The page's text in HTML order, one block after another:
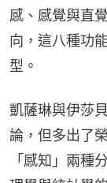
感、感覺與直
向，這八種功
型。
凱薩琳與伊莎
論，但多出了
「感知」兩種